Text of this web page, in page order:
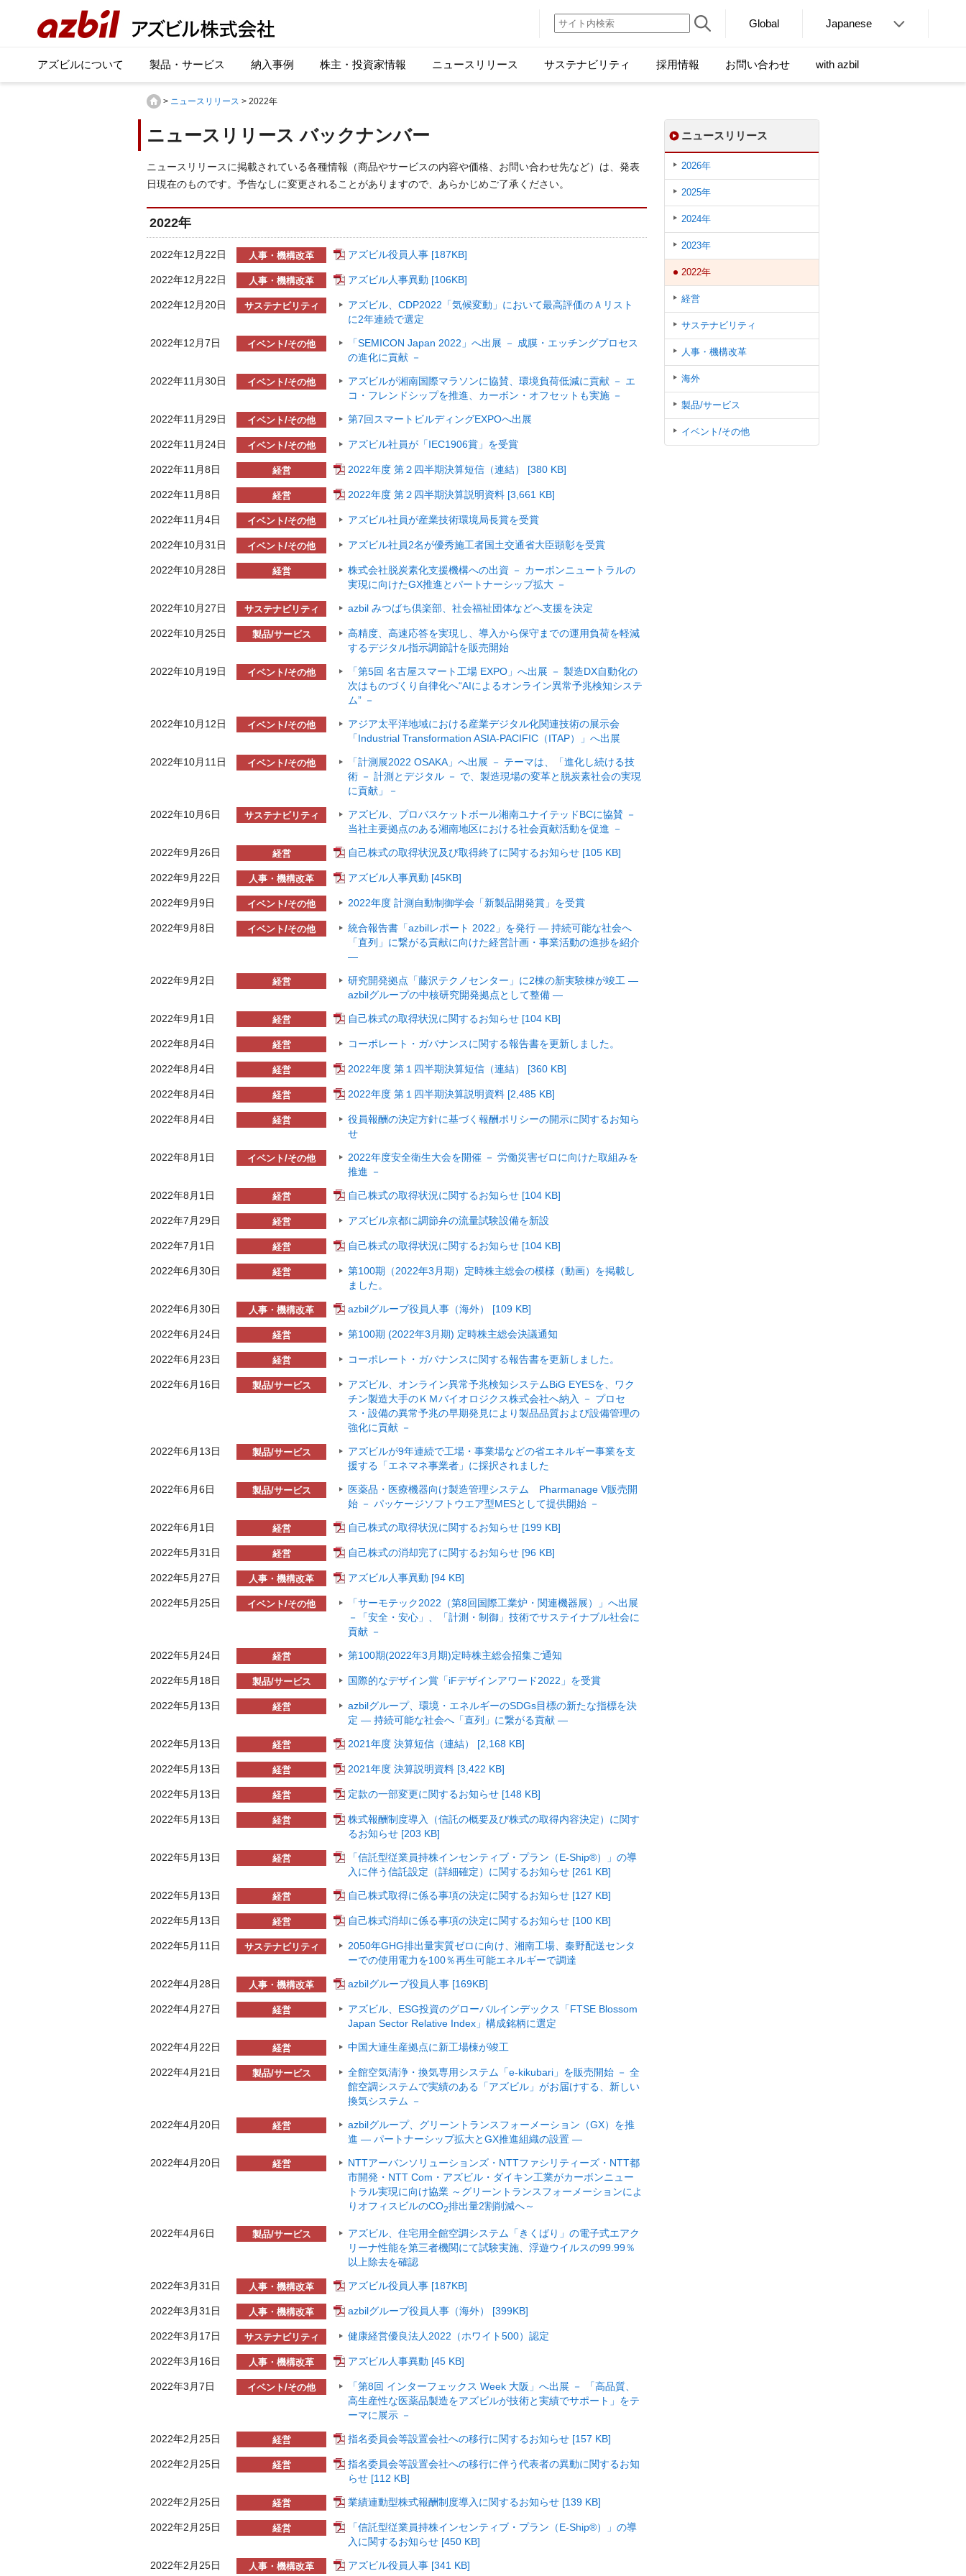
Global Japanese
アズビルについて 製品・サービス 納入事例 株主・投資家情報 ニュースリリース サステナビリティ 採用情報 お問い合わせ with azbil
> ニュースリリース > 2022年
ニュースリリース バックナンバー
ニュースリリースに掲載されている各種情報（商品やサービスの内容や価格、お問い合わせ先など）は、発表
日現在のものです。予告なしに変更されることがありますので、あらかじめご了承ください。
2022年
2022年12月22日 人事・機構改革 アズビル役員人事 [187KB]
2022年12月22日 人事・機構改革 アズビル人事異動 [106KB]
2022年12月20日 サステナビリティ
アズビル、CDP2022「気候変動」において最高評価のＡリスト
に2年連続で選定
2022年12月7日 イベント/その他 「SEMICON Japan 2022」へ出展 － 成膜・エッチングプロセス
の進化に貢献 －
2022年11月30日 イベント/その他 アズビルが湘南国際マラソンに協賛、環境負荷低減に貢献 － エ
コ・フレンドシップを推進、カーボン・オフセットも実施 －
2022年11月29日 イベント/その他 第7回スマートビルディングEXPOへ出展
2022年11月24日 イベント/その他 アズビル社員が「IEC1906賞」を受賞
2022年11月8日 経営 2022年度 第２四半期決算短信（連結） [380 KB]
2022年11月8日 経営 2022年度 第２四半期決算説明資料 [3,661 KB]
2022年11月4日 イベント/その他 アズビル社員が産業技術環境局長賞を受賞
2022年10月31日 イベント/その他 アズビル社員2名が優秀施工者国土交通省大臣顕彰を受賞
2022年10月28日 経営 株式会社脱炭素化支援機構への出資 － カーボンニュートラルの
実現に向けたGX推進とパートナーシップ拡大 －
2022年10月27日 サステナビリティ azbil みつばち倶楽部、社会福祉団体などへ支援を決定
2022年10月25日 製品/サービス
高精度、高速応答を実現し、導入から保守までの運用負荷を軽減
するデジタル指示調節計を販売開始
2022年10月19日 イベント/その他 「第5回 名古屋スマート工場 EXPO」へ出展 － 製造DX自動化の
次はものづくり自律化へ“AIによるオンライン異常予兆検知システ
ム” －
2022年10月12日 イベント/その他
アジア太平洋地域における産業デジタル化関連技術の展示会
「Industrial Transformation ASIA-PACIFIC（ITAP）」へ出展
2022年10月11日 イベント/その他 「計測展2022 OSAKA」へ出展 － テーマは、「進化し続ける技
術 － 計測とデジタル － で、製造現場の変革と脱炭素社会の実現
に貢献」－
2022年10月6日 サステナビリティ アズビル、プロバスケットボール湘南ユナイテッドBCに協賛 －
当社主要拠点のある湘南地区における社会貢献活動を促進 －
2022年9月26日 経営 自己株式の取得状況及び取得終了に関するお知らせ [105 KB]
2022年9月22日 人事・機構改革 アズビル人事異動 [45KB]
2022年9月9日 イベント/その他 2022年度 計測自動制御学会「新製品開発賞」を受賞
2022年9月8日 イベント/その他 統合報告書「azbilレポート 2022」を発行 ― 持続可能な社会へ
「直列」に繋がる貢献に向けた経営計画・事業活動の進捗を紹介
―
2022年9月2日 経営 研究開発拠点「藤沢テクノセンター」に2棟の新実験棟が竣工 ―
azbilグループの中核研究開発拠点として整備 ―
2022年9月1日 経営 自己株式の取得状況に関するお知らせ [104 KB]
2022年8月4日 経営 コーポレート・ガバナンスに関する報告書を更新しました。
2022年8月4日 経営 2022年度 第１四半期決算短信（連結） [360 KB]
2022年8月4日 経営 2022年度 第１四半期決算説明資料 [2,485 KB]
2022年8月4日 経営
役員報酬の決定方針に基づく報酬ポリシーの開示に関するお知ら
せ
2022年8月1日 イベント/その他 2022年度安全衛生大会を開催 － 労働災害ゼロに向けた取組みを
推進 －
2022年8月1日 経営 自己株式の取得状況に関するお知らせ [104 KB]
2022年7月29日 経営 アズビル京都に調節弁の流量試験設備を新設
2022年7月1日 経営 自己株式の取得状況に関するお知らせ [104 KB]
2022年6月30日 経営
第100期（2022年3月期）定時株主総会の模様（動画）を掲載し
ました。
2022年6月30日 人事・機構改革 azbilグループ役員人事（海外） [109 KB]
2022年6月24日 経営 第100期 (2022年3月期) 定時株主総会決議通知
2022年6月23日 経営 コーポレート・ガバナンスに関する報告書を更新しました。
2022年6月16日 製品/サービス
アズビル、オンライン異常予兆検知システムBiG EYESを、ワク
チン製造大手のＫＭバイオロジクス株式会社へ納入
－ プロセ
ス・設備の異常予兆の早期発見により製品品質および設備管理の
強化に貢献 －
2022年6月13日 製品/サービス
アズビルが9年連続で工場・事業場などの省エネルギー事業を支
援する「エネマネ事業者」に採択されました
2022年6月6日 製品/サービス
医薬品・医療機器向け製造管理システム Pharmanage V販売開
始 － パッケージソフトウエア型MESとして提供開始 －
2022年6月1日 経営 自己株式の取得状況に関するお知らせ [199 KB]
2022年5月31日 経営 自己株式の消却完了に関するお知らせ [96 KB]
2022年5月27日 人事・機構改革 アズビル人事異動 [94 KB]
2022年5月25日 イベント/その他
「サーモテック2022（第8回国際工業炉・関連機器展）」へ出展
－「安全・安心」、「計測・制御」技術でサステイナブル社会に
貢献 －
2022年5月24日 経営 第100期(2022年3月期)定時株主総会招集ご通知
2022年5月18日 製品/サービス 国際的なデザイン賞「iFデザインアワード2022」を受賞
2022年5月13日 経営
azbilグループ、環境・エネルギーのSDGs目標の新たな指標を決
定 ― 持続可能な社会へ「直列」に繋がる貢献 ―
2022年5月13日 経営 2021年度 決算短信（連結） [2,168 KB]
2022年5月13日 経営 2021年度 決算説明資料 [3,422 KB]
2022年5月13日 経営 定款の一部変更に関するお知らせ [148 KB]
2022年5月13日 経営
株式報酬制度導入（信託の概要及び株式の取得内容決定）に関す
るお知らせ [203 KB]
2022年5月13日 経営
「信託型従業員持株インセンティブ・プラン（E-Ship®）」の導
入に伴う信託設定（詳細確定）に関するお知らせ [261 KB]
2022年5月13日 経営 自己株式取得に係る事項の決定に関するお知らせ [127 KB]
2022年5月13日 経営 自己株式消却に係る事項の決定に関するお知らせ [100 KB]
2022年5月11日 サステナビリティ
2050年GHG排出量実質ゼロに向け、湘南工場、秦野配送センタ
ーでの使用電力を100％再生可能エネルギーで調達
2022年4月28日 人事・機構改革 azbilグループ役員人事 [169KB]
2022年4月27日 経営
アズビル、ESG投資のグローバルインデックス「FTSE Blossom
Japan Sector Relative Index」構成銘柄に選定
2022年4月22日 経営 中国大連生産拠点に新工場棟が竣工
2022年4月21日 製品/サービス 全館空気清浄・換気専用システム「e-kikubari」を販売開始 － 全
館空調システムで実績のある「アズビル」がお届けする、新しい
換気システム －
2022年4月20日 経営
azbilグループ、グリーントランスフォーメーション（GX）を推
進 ― パートナーシップ拡大とGX推進組織の設置 ―
2022年4月20日 経営
NTTアーバンソリューションズ・NTTファシリティーズ・NTT都
市開発・NTT Com・アズビル・ダイキン工業がカーボンニュー
トラル実現に向け協業 ～グリーントランスフォーメーションによ
りオフィスビルのCO2排出量2割削減へ～
2022年4月6日 製品/サービス
アズビル、住宅用全館空調システム「きくばり」の電子式エアク
リーナ性能を第三者機関にて試験実施、浮遊ウイルスの99.99％
以上除去を確認
2022年3月31日 人事・機構改革 アズビル役員人事 [187KB]
2022年3月31日 人事・機構改革 azbilグループ役員人事（海外） [399KB]
2022年3月17日 サステナビリティ 健康経営優良法人2022（ホワイト500）認定
2022年3月16日 人事・機構改革 アズビル人事異動 [45 KB]
2022年3月7日 イベント/その他 「第8回 インターフェックス Week 大阪」へ出展 － 「高品質、
高生産性な医薬品製造をアズビルが技術と実績でサポート」をテ
ーマに展示 －
2022年2月25日 経営 指名委員会等設置会社への移行に関するお知らせ [157 KB]
2022年2月25日 経営
指名委員会等設置会社への移行に伴う代表者の異動に関するお知
らせ [112 KB]
2022年2月25日 経営 業績連動型株式報酬制度導入に関するお知らせ [139 KB]
2022年2月25日 経営
「信託型従業員持株インセンティブ・プラン（E-Ship®）」の導
入に関するお知らせ [450 KB]
2022年2月25日 人事・機構改革 アズビル役員人事 [341 KB]
ニュースリリース
2026年
2025年
2024年
2023年
2022年
経営
サステナビリティ
人事・機構改革
海外
製品/サービス
イベント/その他